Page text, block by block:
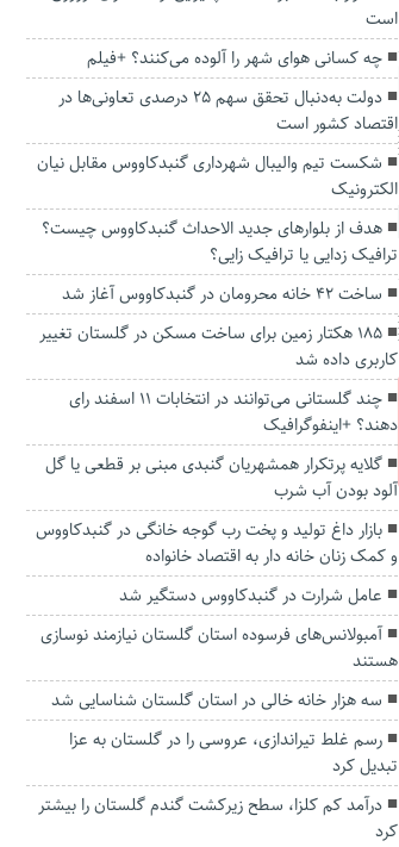
است
چه کسانی هوای شهر را آلوده ‌می‌کنند؟ +فیلم
دولت به‌دنبال تحقق سهم ۲۵ درصدی تعاونی‌ها در
اقتصاد کشور است
شکست تیم والیبال شهرداری گنبدکاووس مقابل نیان
الکترونیک‌
هدف از بلوارهای جدید الاحداث گنبدکاووس چیست؟
ترافیک زدایی یا ترافیک زایی؟
ساخت ۴۲ خانه محرومان در گنبدکاووس آغاز شد
۱۸۵ هکتار زمین برای ساخت مسکن در گلستان تغییر
کاربری داده شد
چند گلستانی می‌توانند در انتخابات ۱۱ اسفند رای
دهند؟ +اینفوگرافیک
گلایه پرتکرار همشهریان گنبدی مبنی بر قطعی یا گل
آلود بودن آب شرب
بازار داغ تولید و پخت رب گوجه خانگی در گنبدکاووس
و کمک زنان خانه دار به اقتصاد خانواده
عامل شرارت در گنبدكاووس دستگیر شد
آمبولانس‌های فرسوده استان گلستان نیازمند نوسازی
هستند
سه هزار خانه خالی در استان گلستان شناسایی شد
رسم غلط تیراندازی، عروسی را در گلستان به عزا
تبدیل کرد
درآمد کم کلزا، سطح زیرکشت گندم گلستان را بیشتر
کرد